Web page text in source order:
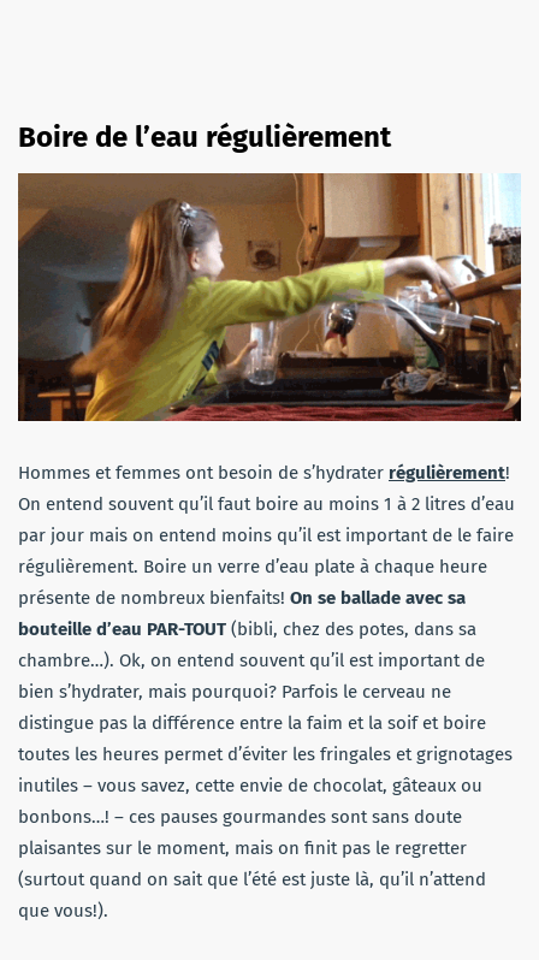
Boire de l’eau régulièrement
Hommes et femmes ont besoin de s’hydrater régulièrement!
On entend souvent qu’il faut boire au moins 1 à 2 litres d’eau
par jour mais on entend moins qu’il est important de le faire
régulièrement. Boire un verre d’eau plate à chaque heure
présente de nombreux bienfaits! On se ballade avec sa
bouteille d’eau PAR-TOUT (bibli, chez des potes, dans sa
chambre…). Ok, on entend souvent qu’il est important de
bien s’hydrater, mais pourquoi? Parfois le cerveau ne
distingue pas la différence entre la faim et la soif et boire
toutes les heures permet d’éviter les fringales et grignotages
inutiles – vous savez, cette envie de chocolat, gâteaux ou
bonbons…! – ces pauses gourmandes sont sans doute
plaisantes sur le moment, mais on finit pas le regretter
(surtout quand on sait que l’été est juste là, qu’il n’attend
que vous!).